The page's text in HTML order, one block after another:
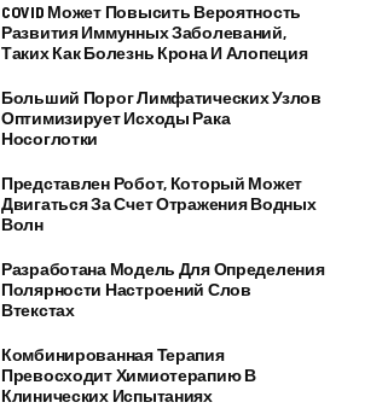
COVID Может Повысить Вероятность
Развития Иммунных Заболеваний,
Таких Как Болезнь Крона И Алопеция
Больший Порог Лимфатических Узлов
Оптимизирует Исходы Рака
Носоглотки
Представлен Робот, Который Может
Двигаться За Счет Отражения Водных
Волн
Разработана Модель Для Определения
Полярности Настроений Слов
Втекстах
Комбинированная Терапия
Превосходит Химиотерапию В
Клинических Испытаниях